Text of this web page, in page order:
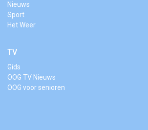
Nieuws
Sport
Het Weer
TV
Gids
OOG TV Nieuws
OOG voor senioren